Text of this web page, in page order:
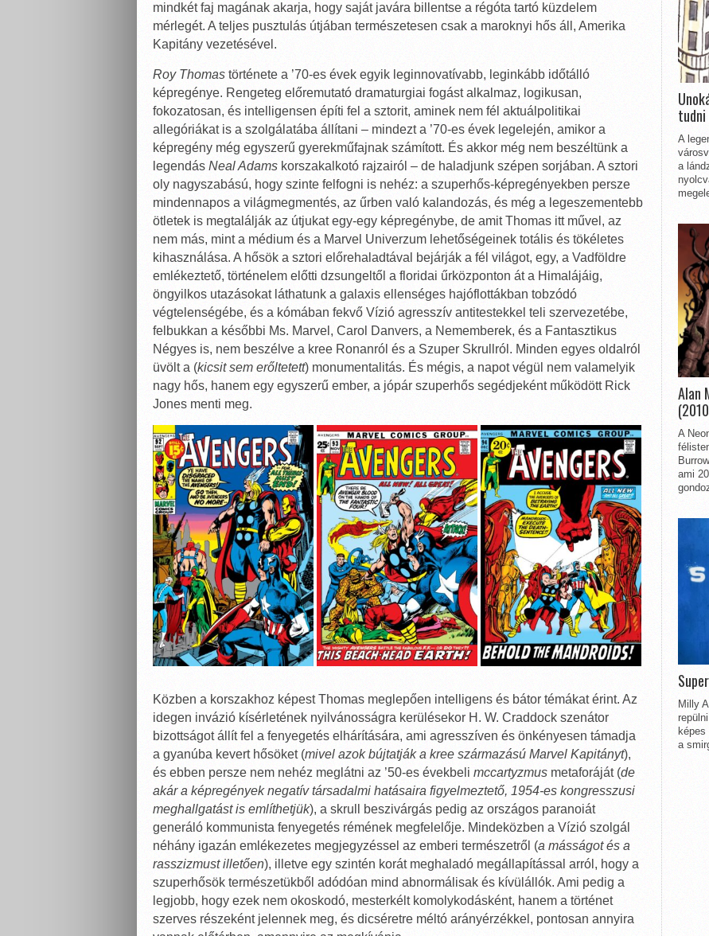
mindkét faj magának akarja, hogy saját javára billentse a régóta tartó küzdelem
mérlegét. A teljes pusztulás útjában természetesen csak a maroknyi hős áll, Amerika
Kapitány vezetésével.
Roy Thomastörténete a ’70-es évek egyik leginnovatívabb, leginkább időtálló
képregénye. Rengeteg előremutató dramaturgiai fogást alkalmaz, logikusan,
fokozatosan, és intelligensen építi fel a sztorit, aminek nem fél aktuálpolitikai
allegóriákat is a szolgálatába állítani – mindezt a ’70-es évek legelején, amikor a
képregény még egyszerű gyerekműfajnak számított. És akkor még nem beszéltünk a
legendás Neal Adamskorszakalkotó rajzairól – de haladjunk szépen sorjában. A sztori
oly nagyszabású, hogy szinte felfogni is nehéz: a szuperhős-képregényekben persze
mindennapos a világmegmentés, az űrben való kalandozás, és még a legeszementebb
ötletek is megtalálják az útjukat egy-egy képregénybe, de amit Thomas itt művel, az
nem más, mint a médium és a Marvel Univerzum lehetőségeinek totális és tökéletes
kihasználása. A hősök a sztori előrehaladtával bejárják a fél világot, egy, a Vadföldre
emlékeztető, történelem előtti dzsungeltől a floridai űrközponton át a Himalájáig,
öngyilkos utazásokat láthatunk a galaxis ellenséges hajóflottákban tobzódó
végtelenségébe, és a kómában fekvő Vízió agresszív antitestekkel teli szervezetébe,
felbukkan a későbbi Ms. Marvel, Carol Danvers, a Nememberek, és a Fantasztikus
Négyes is, nem beszélve a kree Ronanról és a Szuper Skrullról. Minden egyes oldalról
üvölt a (kicsit sem erőltetett) monumentalitás. És mégis, a napot végül nem valamelyik
nagy hős, hanem egy egyszerű ember, a jópár szuperhős segédjeként működött Rick
Jones menti meg.
Közben a korszakhoz képest Thomas meglepően intelligens és bátor témákat érint. Az
idegen invázió kísérletének nyilvánosságra kerülésekor H. W. Craddock szenátor
bizottságot állít fel a fenyegetés elhárítására, ami agresszíven és önkényesen támadja
a gyanúba kevert hősöket (mivel azok bújtatják a kree származású Marvel Kapitányt),
és ebben persze nem nehéz meglátni az ’50-es évekbeli mccartyzmusmetaforáját (de
akár a képregények negatív társadalmi hatásaira figyelmeztető, 1954-es kongresszusi
meghallgatást is említhetjük), a skrull beszivárgás pedig az országos paranoiát
generáló kommunista fenyegetés rémének megfelelője. Mindeközben a Vízió szolgál
néhány igazán emlékezetes megjegyzéssel az emberi természetről (a másságot és a
rasszizmust illetően), illetve egy szintén korát meghaladó megállapítással arról, hogy a
szuperhősök természetükből adódóan mind abnormálisak és kívülállók. Ami pedig a
legjobb, hogy ezek nem okoskodó, mesterkélt komolykodásként, hanem a történet
szerves részeként jelennek meg, és dicséretre méltó arányérzékkel, pontosan annyira
A
a
Alan
A
ami
Milly
a